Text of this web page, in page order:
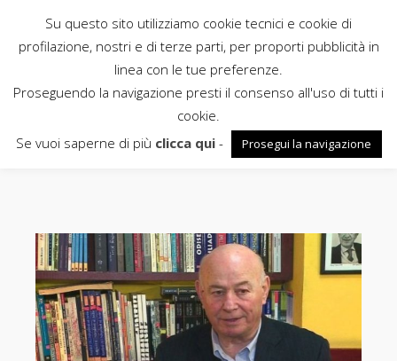
Rubbettino
mantova
Su questo sito utilizziamo cookie tecnici e cookie di
profilazione, nostri e di terze parti, per proporti pubblicità in
linea con le tue preferenze.
Proseguendo la navigazione presti il consenso all'uso di tutti i
cookie.
Se vuoi saperne di più clicca qui- Prosegui la navigazione